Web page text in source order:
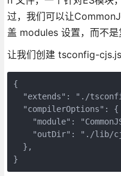
过，我们可以让
盖 modules 设置，而不是
让我们创建 tsconfig-
{
"extends": "./
  "compilerOptions": {
"module":
"outDir": "./lib/
  },
}